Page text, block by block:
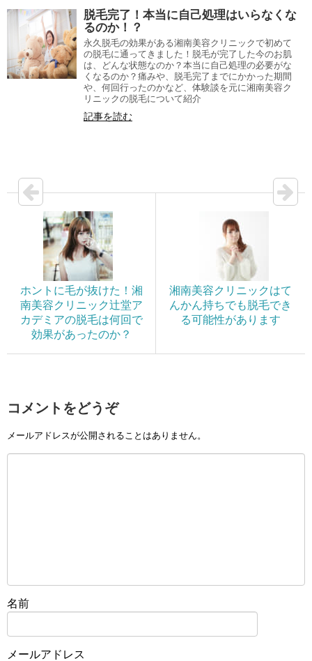
脱毛完了！本当に自己処理はいらなくな
るのか！？
永久脱毛の効果がある湘南美容クリニックで初めて
の脱毛に通ってきました！脱毛が完了した今のお肌
は、どんな状態なのか？本当に自己処理の必要がな
くなるのか？痛みや、脱毛完了までにかかった期間
や、何回行ったのかなど、体験談を元に湘南美容ク
リニックの脱毛について紹介
記事を読む
ホントに毛が抜けた！湘
南美容クリニック辻堂ア
カデミアの脱毛は何回で
効果があったのか？
湘南美容クリニックはて
んかん持ちでも脱毛でき
る可能性があります
コメントをどうぞ
メールアドレスが公開されることはありません。
名前
メールアドレス